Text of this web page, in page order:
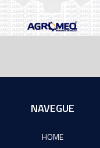
NAVEGUE
HOME